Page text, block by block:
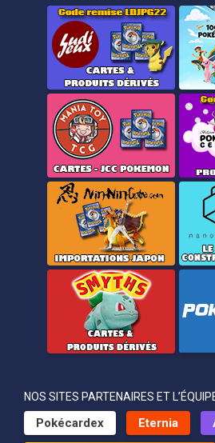
NOS SITES PARTENAIRES ET
Pokécardex Eternia